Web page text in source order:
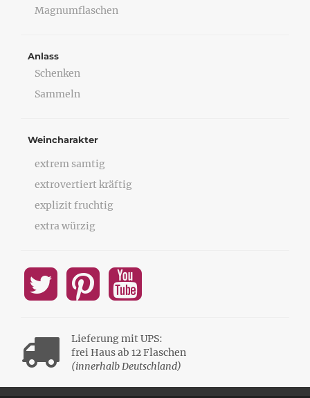
Magnumflaschen
Anlass
Schenken
Sammeln
Weincharakter
extrem samtig
extrovertiert kräftig
explizit fruchtig
extra würzig
Lieferung mit UPS:
frei Haus ab 12 Flaschen
(innerhalb Deutschland)